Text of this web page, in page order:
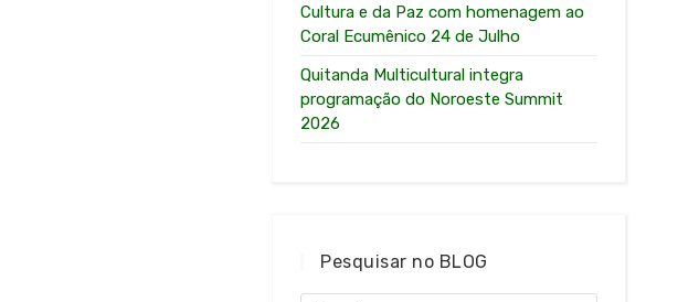
Cultura e da Paz com homenagem ao
Coral Ecumênico 24 de Julho
Quitanda Multicultural integra
programação do Noroeste Summit
2026
Pesquisar no BLOG